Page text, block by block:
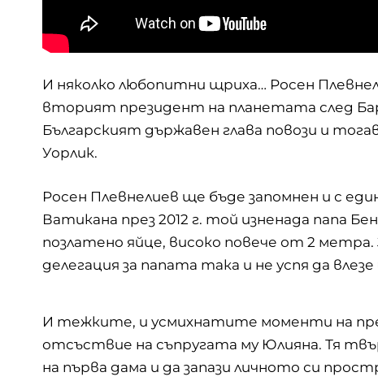
И няколко любопитни щриха… Росен
вторият президент на планетата след
Българският държавен глава повози и
Уорлик.
Росен Плевнелиев ще бъде запомнен и с
Ватикана през 2012 г. той изненада папа
позлатено яйце, високо повече от 2
делегация за папата така и не успя да
И тежките, и усмихнатите моменти на
отсъствие на съпругата му Юлияна. Тя
на първа дама и да запази личното си